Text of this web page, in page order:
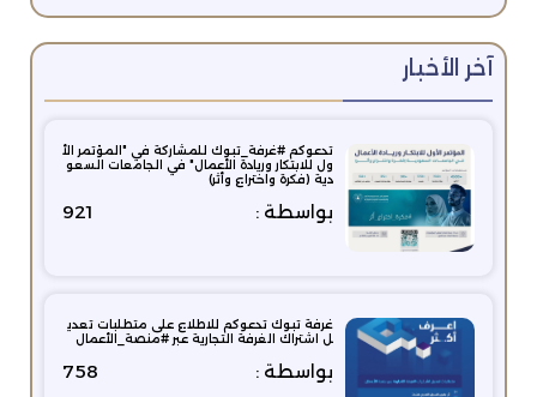
آخر الأخبار
تدعوكم #غرفة_تبوك للمشاركة في "المؤتمر الأ
ول للابتكار وريادة الأعمال" في الجامعات السعو
دية (فكرة واختراع وأثر)
بواسطة : 921
غرفة تبوك تدعوكم للاطلاع على متطلبات تعدي
ل اشتراك الغرفة التجارية عبر #منصة_الأعمال
بواسطة : 758